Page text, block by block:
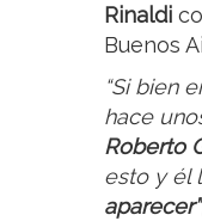
Rinaldi
Buenos
“Si bien
hace
Roberto
esto y él
aparecer”